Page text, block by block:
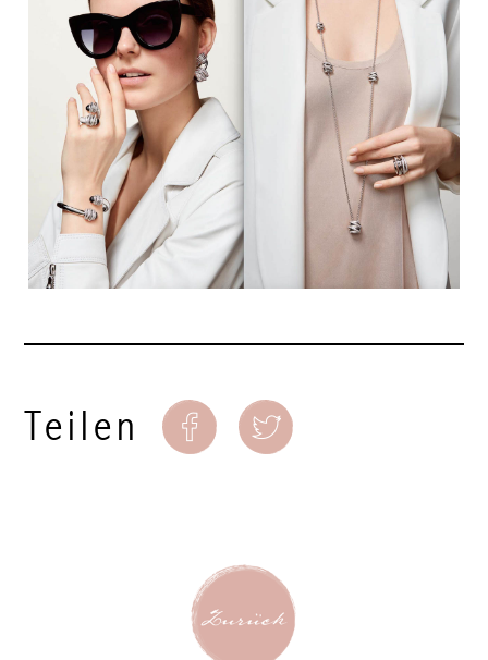
Teilen